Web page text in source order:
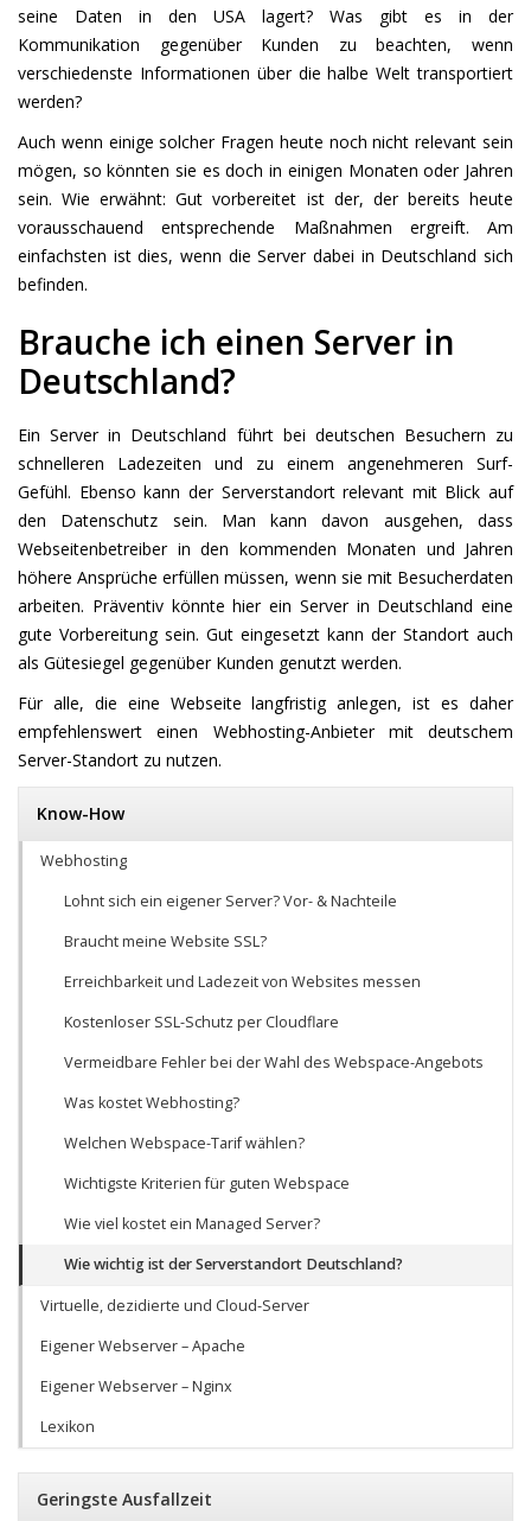
seine Daten in den USA lagert? Was gibt es in der
Kommunikation gegenüber Kunden zu beachten, wenn
verschiedenste Informationen über die halbe Welt transportiert
werden?
Auch wenn einige solcher Fragen heute noch nicht relevant sein
mögen, so könnten sie es doch in einigen Monaten oder Jahren
sein. Wie erwähnt: Gut vorbereitet ist der, der bereits heute
vorausschauend entsprechende Maßnahmen ergreift. Am
einfachsten ist dies, wenn die Server dabei in Deutschland sich
befinden.
Brauche ich einen Server in
Deutschland?
Ein Server in Deutschland führt bei deutschen Besuchern zu
schnelleren Ladezeiten und zu einem angenehmeren Surf-
Gefühl. Ebenso kann der Serverstandort relevant mit Blick auf
den Datenschutz sein. Man kann davon ausgehen, dass
Webseitenbetreiber in den kommenden Monaten und Jahren
höhere Ansprüche erfüllen müssen, wenn sie mit Besucherdaten
arbeiten. Präventiv könnte hier ein Server in Deutschland eine
gute Vorbereitung sein. Gut eingesetzt kann der Standort auch
als Gütesiegel gegenüber Kunden genutzt werden.
Für alle, die eine Webseite langfristig anlegen, ist es daher
empfehlenswert einen Webhosting-Anbieter mit deutschem
Server-Standort zu nutzen.
Know-How
Webhosting
Lohnt sich ein eigener Server? Vor- & Nachteile
Braucht meine Website SSL?
Erreichbarkeit und Ladezeit von Websites messen
Kostenloser SSL-Schutz per Cloudflare
Vermeidbare Fehler bei der Wahl des Webspace-Angebots
Was kostet Webhosting?
Welchen Webspace-Tarif wählen?
Wichtigste Kriterien für guten Webspace
Wie viel kostet ein Managed Server?
Wie wichtig ist der Serverstandort Deutschland?
Virtuelle, dezidierte und Cloud-Server
Eigener Webserver – Apache
Eigener Webserver – Nginx
Lexikon
Geringste Ausfallzeit